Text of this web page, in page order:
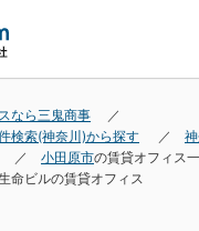
なら三鬼商事
検索(神奈川)から探す
小田原市の賃貸オフィス
命ビルの賃貸オフィス